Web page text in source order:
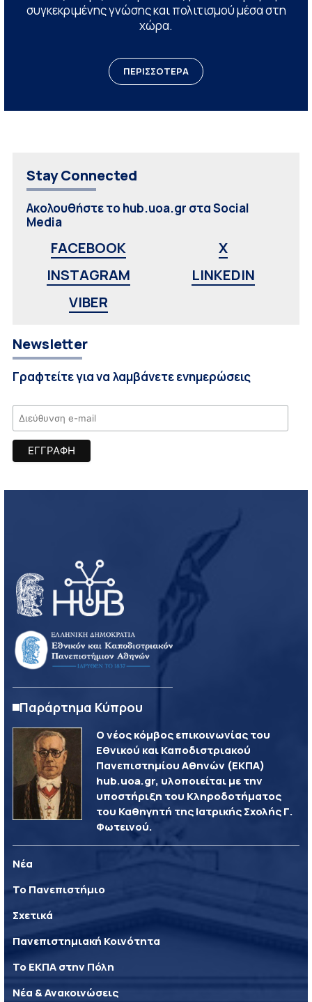
συγκεκριμένης γνώσης και πολιτισμού μέσα στη
χώρα.
ΠΕΡΙΣΣΟΤΕΡΑ
Stay Connected
Ακολουθήστε το hub.uoa.gr στα Social
Media
FACEBOOK
X
INSTAGRAM
LINKEDIN
VIBER
Newsletter
Γραφτείτε για να λαμβάνετε ενημερώσεις
Παράρτημα Κύπρου
Ο νέος κόμβος επικοινωνίας του
Εθνικού και Καποδιστριακού
Πανεπιστημίου Αθηνών (ΕΚΠΑ)
hub.uoa.gr, υλοποιείται με την
υποστήριξη του Κληροδοτήματος
του Καθηγητή της Ιατρικής Σχολής Γ.
Φωτεινού.
Νέα
Το Πανεπιστήμιο
Σχετικά
Πανεπιστημιακή Κοινότητα
Το ΕΚΠΑ στην Πόλη
Νέα & Ανακοινώσεις